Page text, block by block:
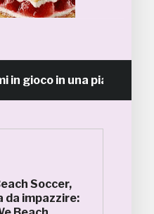
in una piazza calda
Soccer,
da impazzire: